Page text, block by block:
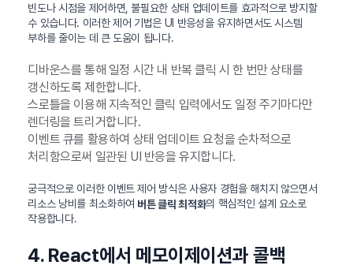
빈도나 시점을 제어하면, 불필요한 상태 업데이트를 효과적으로 방지할
수 있습니다. 이러한 제어 기법은 UI 반응성을 유지하면서도 시스템
부하를 줄이는 데 큰 도움이 됩니다.
디바운스를 통해 일정 시간 내 반복 클릭 시 한 번만 상태를
갱신하도록 제한합니다.
스로틀을 이용해 지속적인 클릭 입력에서도 일정 주기마다만
렌더링을 트리거합니다.
이벤트 큐를 활용하여 상태 업데이트 요청을 순차적으로
처리함으로써 일관된 UI 반응을 유지합니다.
궁극적으로 이러한 이벤트 제어 방식은 사용자 경험을 해치지 않으면서
리소스 낭비를 최소화하여 버튼 클릭 최적화의 핵심적인 설계 요소로
작용합니다.
4. React에서 메모이제이션과 콜백